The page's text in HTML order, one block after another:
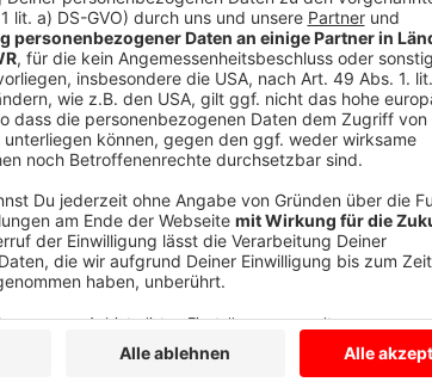
Im Klartext: Wenn nichts passiert, gilt ab dem 2.
und Bahn und in Einrichtungen mit vorerkrankten
Eine Möglichkeit gäbe es noch: Möglicherweise
Sondersitzung zusammen. Der Landtag könnte
Bundesland ein Hotspot werden soll.
das aber so durchkommt ist ebenfalls
das vielleicht noch mittragen - aber sie regiert
Koalition. Die FDP ist - wie von der Bundes-FDP
Maßnahmen weitgehend zu lockern. So würde,
tatsächlich geben, vermutlich keine Mehrheitfür
zustande kommen. Für einzelne Regionen oder